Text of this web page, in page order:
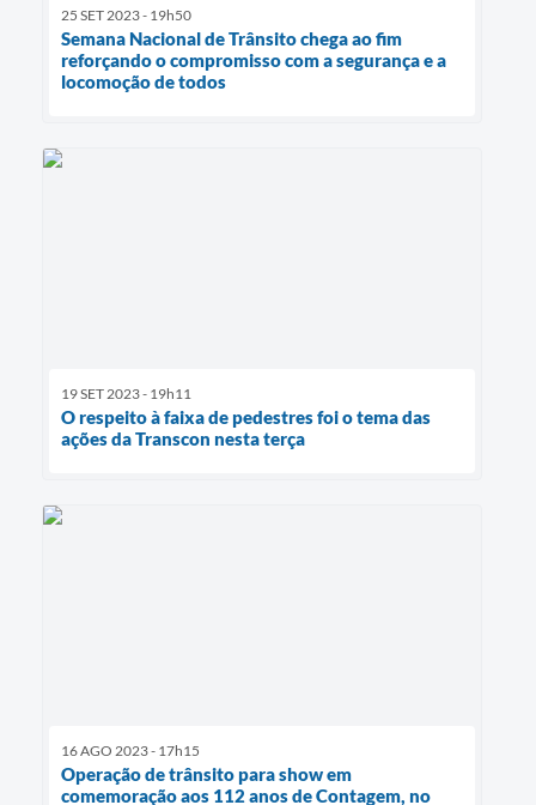
25 SET 2023 - 19h50
Semana Nacional de Trânsito chega ao fim
reforçando o compromisso com a segurança e a
locomoção de todos
19 SET 2023 - 19h11
O respeito à faixa de pedestres foi o tema das
ações da Transcon nesta terça
16 AGO 2023 - 17h15
Operação de trânsito para show em
comemoração aos 112 anos de Contagem, no